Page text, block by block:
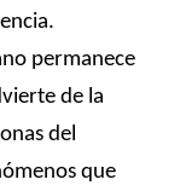
permanece
de la
del
que